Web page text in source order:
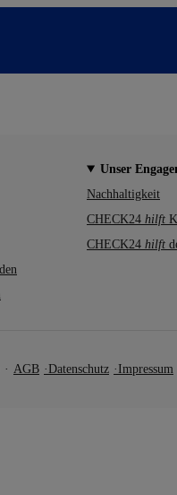
Unser
Nachhaltigkeit
CHECK24 hilft
CHECK24 hilft
AGB Datenschutz Impressum